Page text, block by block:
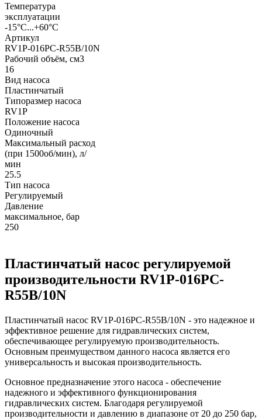
Температура
эксплуатации
-15°С...+60°С
Артикул
RV1P-016PC-R55B/10N
Рабочий объём, см3
16
Вид насоса
Пластинчатый
Типоразмер насоса
RV1P
Положение насоса
Одиночный
Максимальный расход
(при 1500об/мин), л/
мин
25.5
Тип насоса
Регулируемый
Давление
максимальное, бар
250
Пластинчатый насос регулируемой
производительности RV1P-016PC-
R55B/10N
Пластинчатый насос RV1P-016PC-R55B/10N - это надежное и
эффективное решение для гидравлических систем,
обеспечивающее регулируемую производительность.
Основным преимуществом данного насоса является его
универсальность и высокая производительность.
Основное предназначение этого насоса - обеспечение
надежного и эффективного функционирования
гидравлических систем. Благодаря регулируемой
производительности и давлению в диапазоне от 20 до 250 бар,